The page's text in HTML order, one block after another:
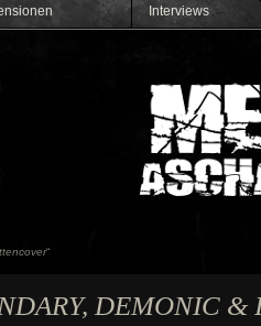
Interviews
“
DEMONIC &